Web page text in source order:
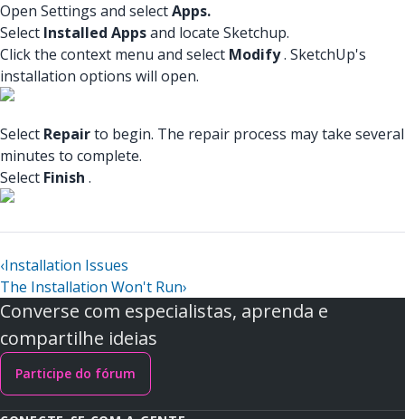
Open Settings and selectApps.
Select Installed Appsand locate Sketchup.
Click the context menu and select Modify. SketchUp's
installation options will open.
Select Repairto begin. The repair process may take several
minutes to complete.
Select Finish .
‹Installation Issues
The Installation Won't Run›
Converse com especialistas, aprenda e
compartilhe ideias
Participe do fórum